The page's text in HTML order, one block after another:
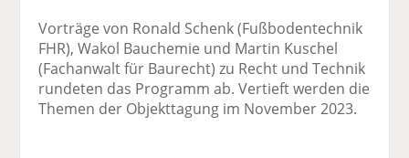
Vorträge von Ronald Schenk (Fußbodentechnik
FHR), Wakol Bauchemie und Martin Kuschel
(Fachanwalt für Baurecht) zu Recht und Technik
rundeten das Programm ab. Vertieft werden die
Themen der Objekttagung im November 2023.